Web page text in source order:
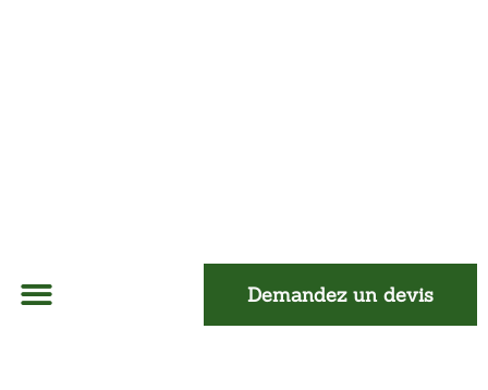
Demandez un devis